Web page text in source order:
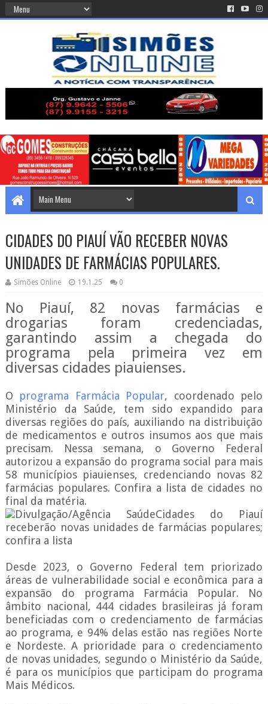
CIDADES DO PIAUÍ VÃO RECEBER NOVAS
UNIDADES DE FARMÁCIAS POPULARES.
Simões Online 19.1.25 0
No Piauí, 82 novas farmácias e
drogarias foram credenciadas,
garantindo assim a chegada do
programa pela primeira vez em
diversas cidades piauienses.
O programa Farmácia Popular, coordenado pelo
Ministério da Saúde, tem sido expandido para
diversas regiões do país, auxiliando na distribuição
de medicamentos e outros insumos aos que mais
precisam. Nessa semana, o Governo Federal
autorizou a expansão do programa social para mais
58 municípios piauienses, credenciando novas 82
farmácias populares. Confira a lista de cidades no
final da matéria.
Divulgação/Agência SaúdeCidades do Piauí
receberão novas unidades de farmácias populares;
confira a lista
Desde 2023, o Governo Federal tem priorizado
áreas de vulnerabilidade social e econômica para a
expansão do programa Farmácia Popular. No
âmbito nacional, 444 cidades brasileiras já foram
beneficiadas com o credenciamento de farmácias
ao programa, e 94% delas estão nas regiões Norte
e Nordeste. A prioridade para o credenciamento
de novas unidades, segundo o Ministério da Saúde,
é para os municípios que participam do programa
Mais Médicos.